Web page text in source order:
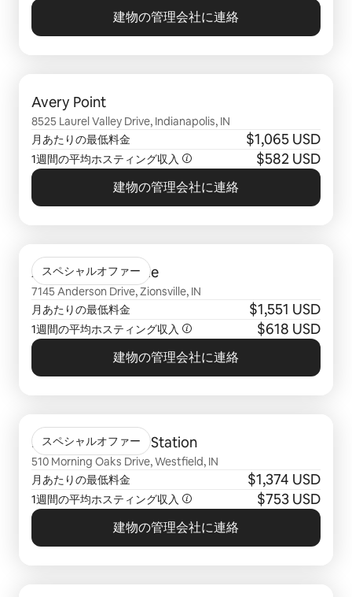
建物の管理会社に連絡
Avery Point
8525 Laurel Valley Drive, Indianapolis, IN
月あたりの最低料金
$1,065 USD
1週間の平均ホスティング収入 $582 USD
建物の管理会社に連絡
スペシャルオファー
Alinium at Zionsville
7145 Anderson Drive, Zionsville, IN
月あたりの最低料金
$1,551 USD
1週間の平均ホスティング収入 $618 USD
建物の管理会社に連絡
スペシャルオファー
Flats at Spring Mill Station
510 Morning Oaks Drive, Westfield, IN
月あたりの最低料金
$1,374 USD
1週間の平均ホスティング収入 $753 USD
建物の管理会社に連絡